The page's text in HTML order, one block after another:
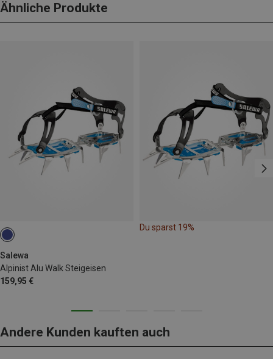
Ähnliche Produkte
Salewa
Alpinist Alu Walk Steigeisen
159,95 €
Du sparst 19%
Andere Kunden kauften auch